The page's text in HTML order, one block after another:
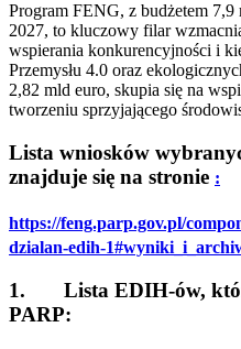
Program FENG, z budżetem
2027, to kluczowy filar
wspierania konkurencyjności i
Przemysłu 4.0 oraz
2,82 mld euro, skupia się na
tworzeniu sprzyjającego
Lista wniosków
znajduje się na stronie :
https://feng.parp.gov.pl/
dzialan-edih-
1. Lista EDIH-ów,
PARP: